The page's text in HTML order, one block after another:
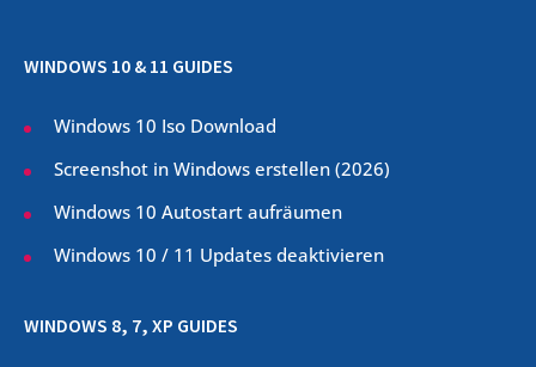
WINDOWS 10 & 11 GUIDES
Windows 10 Iso Download
Screenshot in Windows erstellen (2026)
Windows 10 Autostart aufräumen
Windows 10 / 11 Updates deaktivieren
WINDOWS 8, 7, XP GUIDES